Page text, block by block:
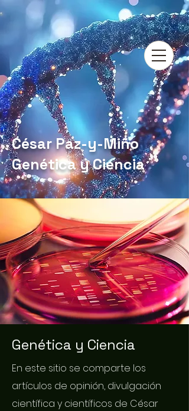
César Paz-y-Miño
Genética y Ciencia
Genética y Ciencia
En este sitio se comparte los
artículos de opinión, divulgación
científica y científicos de César